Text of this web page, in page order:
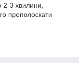
2-3 хвилини,
прополоскати